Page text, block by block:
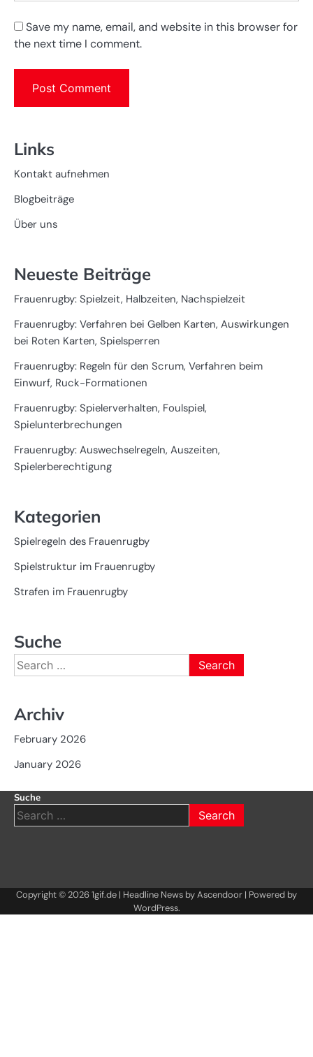
Save my name, email, and website in this browser for
the next time I comment.
Links
Kontakt aufnehmen
Blogbeiträge
Über uns
Neueste Beiträge
Frauenrugby: Spielzeit, Halbzeiten, Nachspielzeit
Frauenrugby: Verfahren bei Gelben Karten, Auswirkungen
bei Roten Karten, Spielsperren
Frauenrugby: Regeln für den Scrum, Verfahren beim
Einwurf, Ruck-Formationen
Frauenrugby: Spielerverhalten, Foulspiel,
Spielunterbrechungen
Frauenrugby: Auswechselregeln, Auszeiten,
Spielerberechtigung
Kategorien
Spielregeln des Frauenrugby
Spielstruktur im Frauenrugby
Strafen im Frauenrugby
Suche
Search
for:
Archiv
February 2026
January 2026
Suche
Search
for:
Copyright © 20261gif.de | Headline News byAscendoor | Powered by
WordPress.